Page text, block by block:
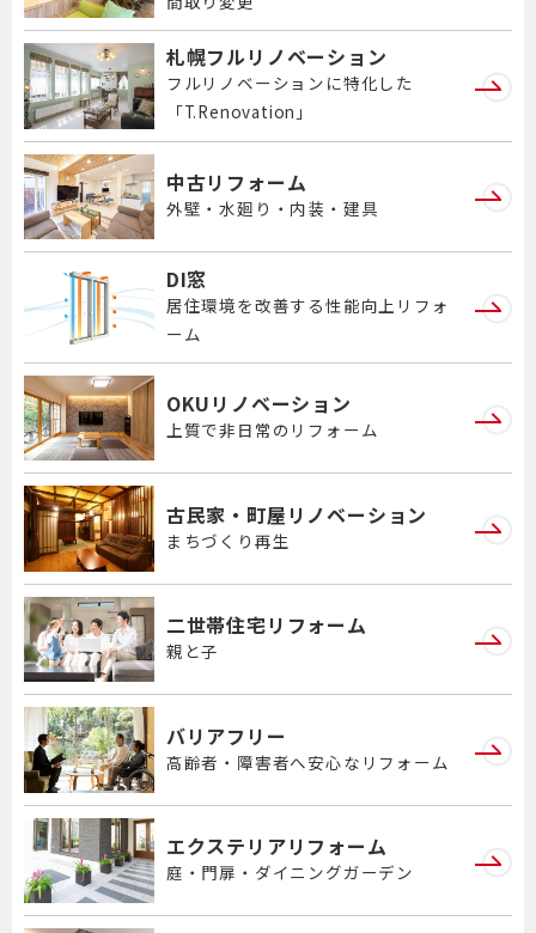
札幌フルリノベーション
フルリノベーションに特化した
「T.Renovation」
中古リフォーム
外壁・水廻り・内装・建具
DI窓
居住環境を改善する性能向上リフォ
ーム
OKUリノベーション
上質で非日常のリフォーム
古民家・町屋リノベーション
まちづくり再生
二世帯住宅リフォーム
親と子
バリアフリー
高齢者・障害者へ安心なリフォーム
エクステリアリフォーム
庭・門扉・ダイニングガーデン